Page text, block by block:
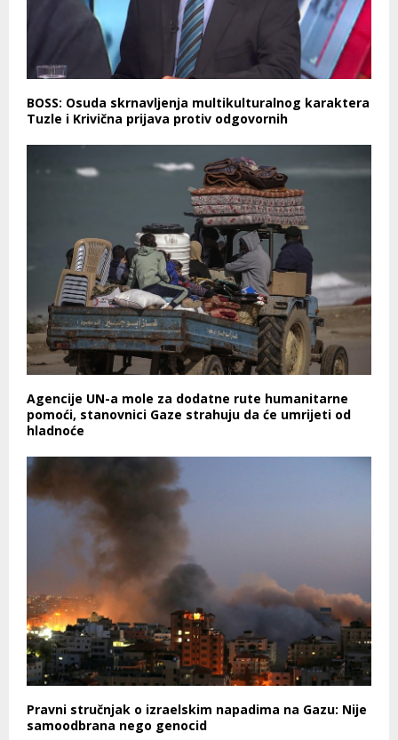
BOSS: Osuda skrnavljenja multikulturalnog karaktera
Tuzle i Krivična prijava protiv odgovornih
Agencije UN-a mole za dodatne rute humanitarne
pomoći, stanovnici Gaze strahuju da će umrijeti od
hladnoće
Pravni stručnjak o izraelskim napadima na Gazu: Nije
samoodbrana nego genocid